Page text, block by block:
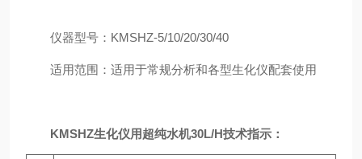
仪器型号：KMSHZ-5/10/20/30/40
适用范围：适用于常规分析和各型生化仪配套使用
KMSHZ生化仪用超纯水机30L/H技术指示：